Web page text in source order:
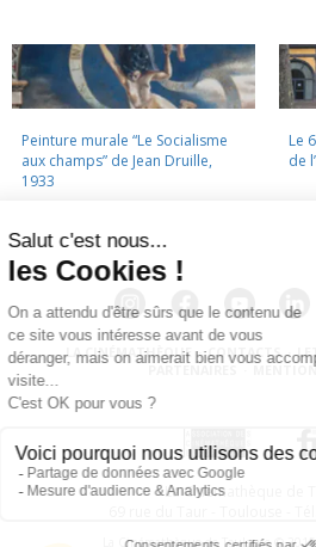
Peinture murale “Le Socialisme
aux champs” de Jean Druille,
1933
Le
de
LA CINÉMATHÈQUE · CONTACTS ·
PARTENAIRES ·
La Cinémathèque de
La Cinémathèque de Toulouse ©